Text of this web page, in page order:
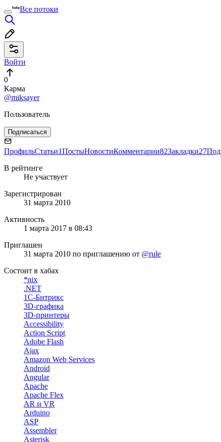
Все потоки
Войти
0
Карма
@miksayer
Пользователь
Подписаться
ПрофильСтатьи1ПостыНовостиКомментарии82Закладки27
В рейтинге
Не участвует
Зарегистрирован
31 марта 2010
Активность
1 марта 2017 в 08:43
Приглашен
31 марта 2010 по приглашению от @rule
Состоит в хабах
*nix
.NET
1С-Битрикс
3D-графика
3D-принтеры
Accessibility
Action Script
Adobe Flash
Ajax
Amazon Web Services
Android
Angular
Apache
Apache Flex
AR и VR
Arduino
ASP
Assembler
Asterisk